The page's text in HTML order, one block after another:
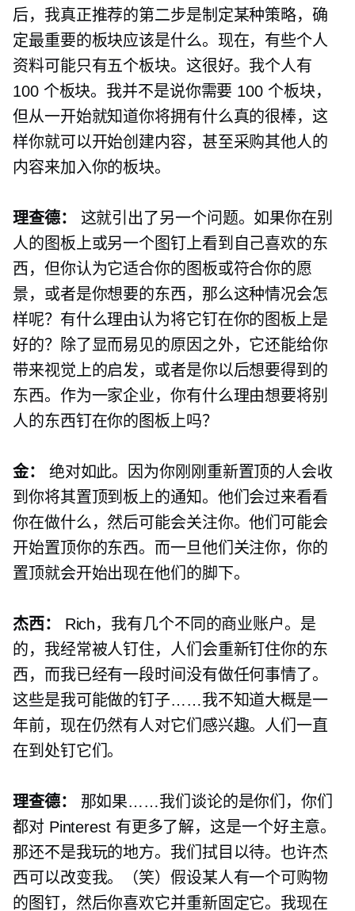
后，我真正推荐的第二步是制定某种策略，确
定最重要的板块应该是什么。现在，有些个人
资料可能只有五个板块。这很好。我个人有
100 个板块。我并不是说你需要 100 个板块，
但从一开始就知道你将拥有什么真的很棒，这
样你就可以开始创建内容，甚至采购其他人的
内容来加入你的板块。
理查德：
这就引出了另一个问题。如果你在别
人的图板上或另一个图钉上看到自己喜欢的东
西，但你认为它适合你的图板或符合你的愿
景，或者是你想要的东西，那么这种情况会怎
样呢？有什么理由认为将它钉在你的图板上是
好的？除了显而易见的原因之外，它还能给你
带来视觉上的启发，或者是你以后想要得到的
东西。作为一家企业，你有什么理由想要将别
人的东西钉在你的图板上吗？
金：
绝对如此。因为你刚刚重新置顶的人会收
到你将其置顶到板上的通知。他们会过来看看
你在做什么，然后可能会关注你。他们可能会
开始置顶你的东西。而一旦他们关注你，你的
置顶就会开始出现在他们的脚下。
杰西：
Rich，我有几个不同的商业账户。是
的，我经常被人钉住，人们会重新钉住你的东
西，而我已经有一段时间没有做任何事情了。
这些是我可能做的钉子……我不知道大概是一
年前，现在仍然有人对它们感兴趣。人们一直
在到处钉它们。
理查德：
那如果……我们谈论的是你们，你们
都对 Pinterest 有更多了解，这是一个好主意。
那还不是我玩的地方。我们拭目以待。也许杰
西可以改变我。（笑）假设某人有一个可购物
的图钉，然后你喜欢它并重新固定它。我现在